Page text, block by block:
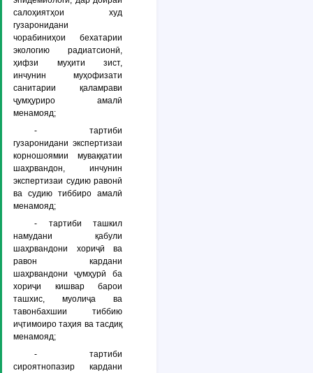
салоҳиятҳои худ
гузаронидани
чорабиниҳои бехатарии
экологию радиатсионӣ,
ҳифзи муҳити зист,
инчунин муҳофизати
санитарии қаламрави
ҷумҳуриро амалӣ
менамояд;
- тартиби
гузаронидани экспертизаи
корношоямии муваққатии
шаҳрвандон, инчунин
экспертизаи судию равонӣ
ва судию тиббиро амалӣ
менамояд;
- тартиби ташкил
намудани қабули
шаҳрвандони хориҷӣ ва
равон кардани
шаҳрвандони ҷумҳурӣ ба
хориҷи кишвар барои
ташхис, муолиҷа ва
тавонбахшии тиббию
иҷтимоиро таҳия ва тасдиқ
менамояд;
- тартиби
сироятнопазир кардани